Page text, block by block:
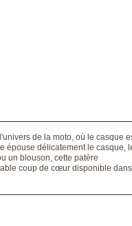
de la moto, où le casque
épouse délicatement le casque,
un blouson, cette patère
coup de cœur disponible dans